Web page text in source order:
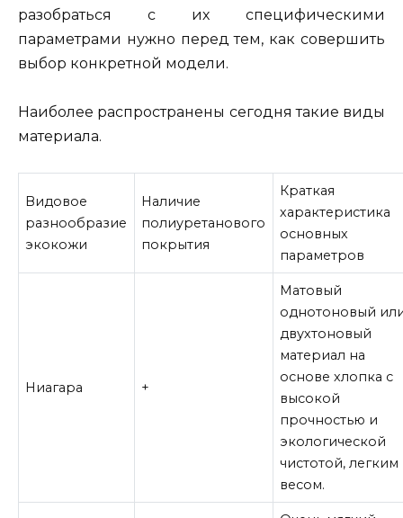
разобраться с их специфическими
параметрами нужно перед тем, как совершить
выбор конкретной модели.
Наиболее распространены сегодня такие виды
материала.
Видовое
разнообразие
экокожи
Наличие
полиуретанового
покрытия
Краткая
характеристика
основных
параметров
Ниагара +
Матовый
однотоновый
двухтоновый
материал на
основе хлопка с
высокой
прочностью и
экологической
чистотой, легким
весом.